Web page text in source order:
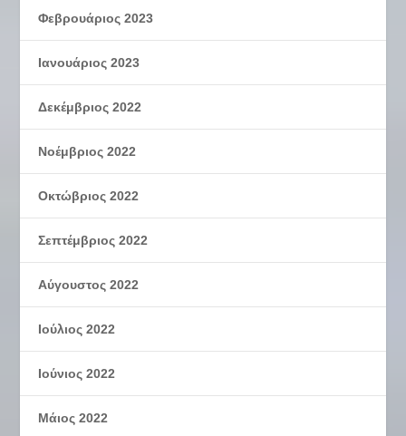
Φεβρουάριος 2023
Ιανουάριος 2023
Δεκέμβριος 2022
Νοέμβριος 2022
Οκτώβριος 2022
Σεπτέμβριος 2022
Αύγουστος 2022
Ιούλιος 2022
Ιούνιος 2022
Μάιος 2022